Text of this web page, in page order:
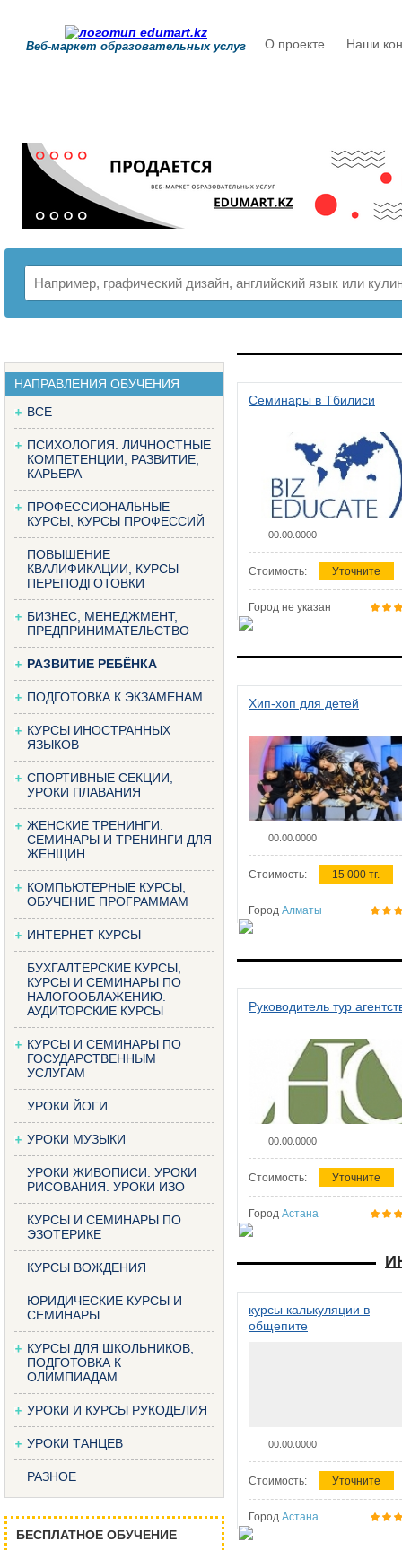
Веб-маркет образовательных услуг О проекте Наши
НАПРАВЛЕНИЯ ОБУЧЕНИЯ
ВСЕ
ПСИХОЛОГИЯ. ЛИЧНОСТНЫЕ
КОМПЕТЕНЦИИ, РАЗВИТИЕ,
КАРЬЕРА
ПРОФЕССИОНАЛЬНЫЕ
КУРСЫ, КУРСЫ ПРОФЕССИЙ
ПОВЫШЕНИЕ
КВАЛИФИКАЦИИ, КУРСЫ
ПЕРЕПОДГОТОВКИ
БИЗНЕС, МЕНЕДЖМЕНТ,
ПРЕДПРИНИМАТЕЛЬСТВО
РАЗВИТИЕ РЕБЁНКА
ПОДГОТОВКА К ЭКЗАМЕНАМ
КУРСЫ ИНОСТРАННЫХ
ЯЗЫКОВ
СПОРТИВНЫЕ СЕКЦИИ,
УРОКИ ПЛАВАНИЯ
ЖЕНСКИЕ ТРЕНИНГИ.
СЕМИНАРЫ И ТРЕНИНГИ ДЛЯ
ЖЕНЩИН
КОМПЬЮТЕРНЫЕ КУРСЫ,
ОБУЧЕНИЕ ПРОГРАММАМ
ИНТЕРНЕТ КУРСЫ
БУХГАЛТЕРСКИЕ КУРСЫ,
КУРСЫ И СЕМИНАРЫ ПО
НАЛОГООБЛАЖЕНИЮ.
АУДИТОРСКИЕ КУРСЫ
КУРСЫ И СЕМИНАРЫ ПО
ГОСУДАРСТВЕННЫМ
УСЛУГАМ
УРОКИ ЙОГИ
УРОКИ МУЗЫКИ
УРОКИ ЖИВОПИСИ. УРОКИ
РИСОВАНИЯ. УРОКИ ИЗО
КУРСЫ И СЕМИНАРЫ ПО
ЭЗОТЕРИКЕ
КУРСЫ ВОЖДЕНИЯ
ЮРИДИЧЕСКИЕ КУРСЫ И
СЕМИНАРЫ
КУРСЫ ДЛЯ ШКОЛЬНИКОВ,
ПОДГОТОВКА К
ОЛИМПИАДАМ
УРОКИ И КУРСЫ РУКОДЕЛИЯ
УРОКИ ТАНЦЕВ
РАЗНОЕ
БЕСПЛАТНОЕ ОБУЧЕНИЕ
Семинары в Тбилиси
00.00.0000
Стоимость: Уточните
Город не указан
Хип-хоп для детей
00.00.0000
Стоимость: 15 000 тг.
Город Алматы
Руководитель тур
00.00.0000
Стоимость: Уточните
Город Астана
курсы калькуляции в
общепите
00.00.0000
Стоимость: Уточните
Город Астана